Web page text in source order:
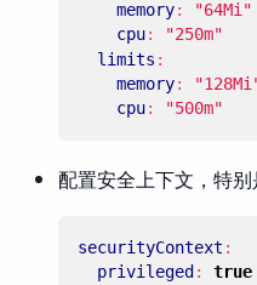
memory:
"64Mi"
cpu:
"250m"
limits :
memory:
cpu: "500m"
配置安全上下文，特
securityContext :
privileged :
true